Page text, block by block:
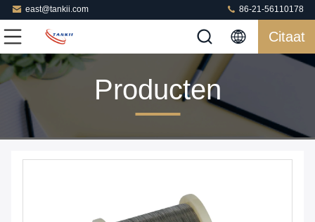
east@tankii.com 86-21-56110178
Citaat
Producten